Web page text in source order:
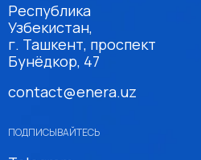
Республика
Узбекистан,
г. Ташкент, проспект
Бунёдкор, 47
contact@enera.uz
ПОДПИСЫВАЙТЕСЬ